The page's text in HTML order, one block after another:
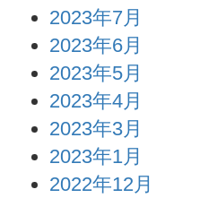
2023年7月
2023年6月
2023年5月
2023年4月
2023年3月
2023年1月
2022年12月